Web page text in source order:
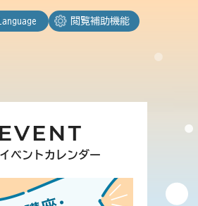
閲覧補助機能
イベントカレンダー